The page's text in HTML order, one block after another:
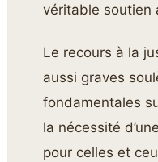
véritable soutien
Le recours à la
aussi graves
fondamentales
la nécessité
pour celles et